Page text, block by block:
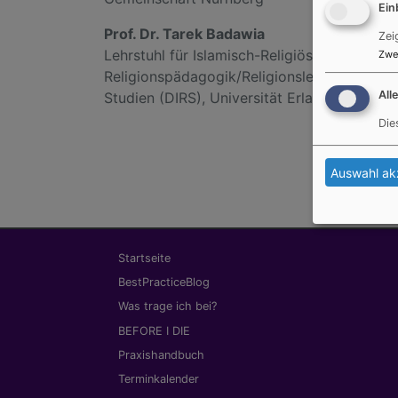
Prof. Dr. Tarek Badawia
Lehrstuhl für Islamisch-Religiöse Studien
Religionspädagogik/Religionslehre,
Studien (DIRS), Universität Erlangen-
Hauptnavigation
Startseite
BestPracticeBlog
Was trage ich bei?
BEFORE I DIE
Praxishandbuch
Terminkalender
Auswahl